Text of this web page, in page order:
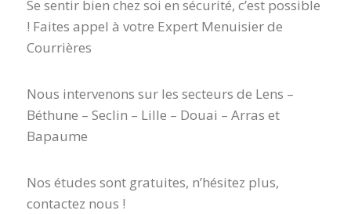
Se sentir bien chez soi en sécurité, c’est possible
! Faites appel à votre Expert Menuisier de
Courrières
Nous intervenons sur les secteurs de Lens –
Béthune – Seclin – Lille – Douai – Arras et
Bapaume
Nos études sont gratuites, n’hésitez plus,
contactez nous !